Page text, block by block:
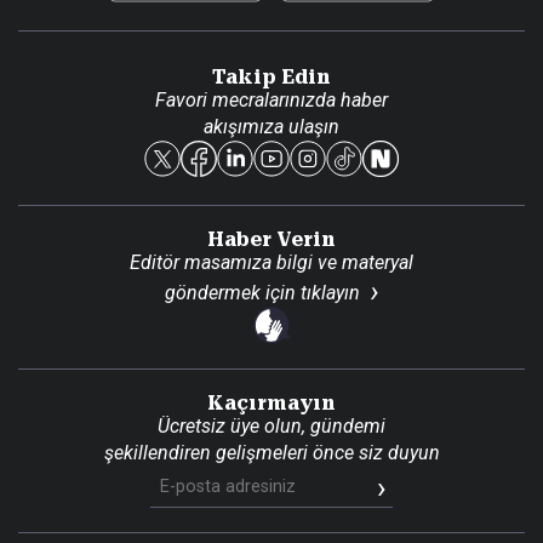
Reklam Ver
Takip Edin
Favori mecralarınızda haber
akışımıza ulaşın
Haber Verin
Editör masamıza bilgi ve materyal
göndermek için tıklayın
Kaçırmayın
Ücretsiz üye olun, gündemi
şekillendiren gelişmeleri önce siz duyun